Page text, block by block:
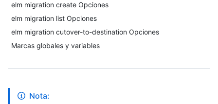
elm migration create Opciones
elm migration list Opciones
elm migration cutover-to-destination Opciones
Marcas globales y variables
Nota: